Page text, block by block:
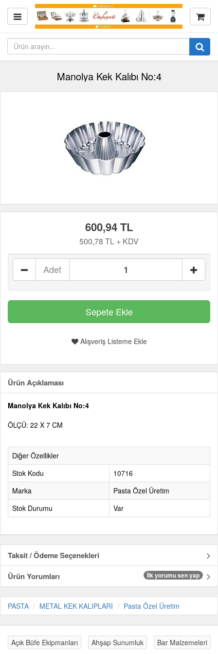
Manolya Kek Kalıbı No:4
600,94 TL
500,78 TL + KDV
Adet
Alışveriş Listeme Ekle
Ürün Açıklaması
Manolya Kek Kalıbı No:4
ÖLÇÜ: 22 X 7 CM
Diğer Özellikler
Stok Kodu
10716
Marka
Pasta Özel Üretim
Stok Durumu
Var
Taksit / Ödeme Seçenekleri
Ürün Yorumları
İlk yorumu sen yap
PASTA METAL KEK KALIPLARI Pasta Özel Üretim
Açık Büfe Ekipmanları Ahşap Sunumluk Bar Malzemeleri